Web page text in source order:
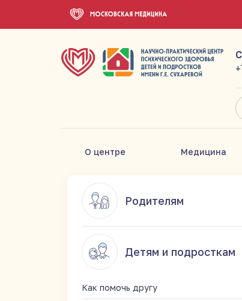
О центре Медицина
Родителям
Детям и подросткам
Как помочь другу